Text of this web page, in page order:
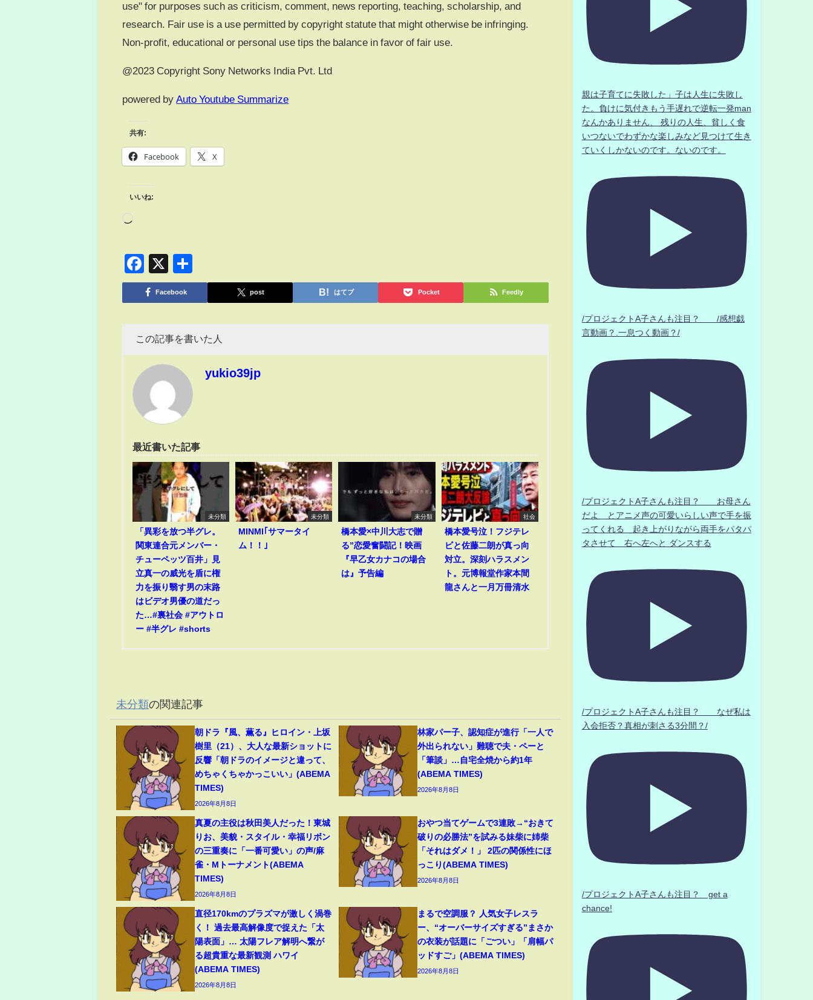
use" for purposes such as criticism, comment, news reporting, teaching, scholarship, and
research. Fair use is a use permitted by copyright statute that might otherwise be infringing.
Non-profit, educational or personal use tips the balance in favor of fair use.
@2023 Copyright Sony Networks India Pvt. Ltd
powered by Auto Youtube Summarize
共有:
Facebook X
いいね:
Facebook
X
有
Facebook post はてブ Pocket Feedly
この記事を書いた人
yukio39jp
最近書いた記事
未分類
「異彩を放つ半グレ。
関東連合元メンバー・
チューペッツ百井」見
立真一の威光を盾に権
力を振り翳す男の末路
はビデオ男優の道だっ
た…#裏社会 #アウトロ
ー #半グレ #shorts
未分類
MINMI｢サマータイ
ム！！｣
未分類
橋本愛×中川大志で贈
る”恋愛奮闘記！映画
『早乙女カナコの場合
は』予告編
社会
橋本愛号泣！フジテレ
ビと佐藤二朗が真っ向
対立。深刻ハラスメン
ト。元博報堂作家本間
龍さんと一月万冊清水
未分類の関連記事
朝ドラ『風、薫る』ヒロイン・上坂
樹里（21）、大人な最新ショットに
反響「朝ドラのイメージと違って、
めちゃくちゃかっこいい」(ABEMA
TIMES)
2026年8月8日
林家パー子、認知症が進行「一人で
外出られない」難聴で夫・ペーと
「筆談」…自宅全焼から約1年
(ABEMA TIMES)
2026年8月8日
真夏の主役は秋田美人だった！東城
りお、美貌・スタイル・幸福リボン
の三重奏に「一番可愛い」の声/麻
雀・Mトーナメント(ABEMA
TIMES)
2026年8月8日
おやつ当てゲームで3連敗→“おきて
破りの必勝法”を試みる妹柴に姉柴
「それはダメ！」 2匹の関係性にほ
っこり(ABEMA TIMES)
2026年8月8日
直径170kmのプラズマが激しく渦巻
く！ 過去最高解像度で捉えた「太
陽表面」… 太陽フレア解明へ繋が
る超貴重な最新観測 ハワイ
(ABEMA TIMES)
2026年8月8日
まるで空調服？ 人気女子レスラ
ー、“オーバーサイズすぎる”まさか
の衣装が話題に「ごつい」「肩幅パ
ッドすご」(ABEMA TIMES)
2026年8月8日
親は子育てに失敗した」子は人生に失敗し
た。負けに気付きもう手遅れで逆転一発man
なんかありません、 残りの人生、貧しく食
いつないでわずかな楽しみなど見つけて生き
ていくしかないのです。ないのです。
/プロジェクトA子さんも注目？ /感想戯
言動画？.一息つく動画？/
/プロジェクトA子さんも注目？ お母さん
だよ とアニメ声の可愛いらしい声で手を振
ってくれる 起き上がりながら両手をパタパ
タさせて 右へ左へと ダンスする
/プロジェクトA子さんも注目？ なぜ私は
入会拒否？真相が刺さる3分間？/
/プロジェクトA子さんも注目？ get a
chance!